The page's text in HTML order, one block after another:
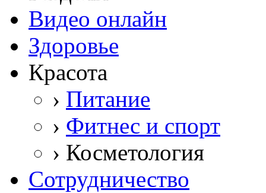
Видео онлайн
Здоровье
Красота
› Питание
› Фитнес и спорт
› Косметология
Сотрудничество